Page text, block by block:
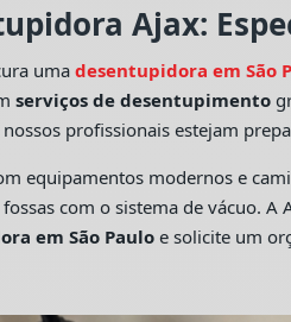
Ajax:
umadesentupidora em São
serviços de desentupimento
profissionais estejam
equipamentos modernos e
com o sistema de vácuo.
em São Pauloe solicite um